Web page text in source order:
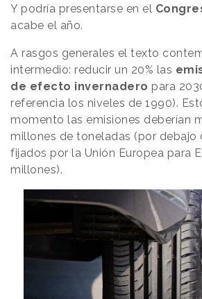
Y podría presentarse en el
acabe el año.
A rasgos generales el texto
intermedio: reducir un 20% las
de efecto invernadero para
referencia los niveles de 1990).
momento las emisiones deberían
millones de toneladas (por debajo
fijados por la Unión Europea para
millones).